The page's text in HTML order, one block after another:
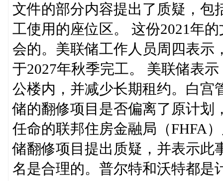
文件的部分内容提出了质疑，包
工使用的座位区。 这份2021年
会的。美联储工作人员周四表示
于2027年秋季完工。 美联储表
公楼内，并减少长期租约。白宫
储的翻修项目是否偏离了原计划
任命的联邦住房金融局（FHFA
储翻修项目提出质疑，并表示此
名是合理的。普尔特和沃特都是